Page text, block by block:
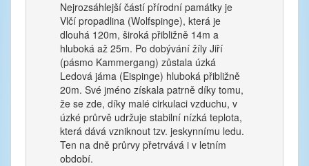
Nejrozsáhlejší částí přírodní památky je
Vlčí propadlina (Wolfspinge), která je
dlouhá 120m, široká přibližně 14m a
hluboká až 25m. Po dobývání žíly Jiří
(pásmo Kammergang) zůstala úzká
Ledová jáma (Eispinge) hluboká přibližně
20m. Své jméno získala patrně díky tomu,
že se zde, díky malé cirkulaci vzduchu, v
úzké průrvě udržuje stabilní nízká teplota,
která dává vzniknout tzv. jeskynnímu ledu.
Ten na dně průrvy přetrvává i v letním
období.